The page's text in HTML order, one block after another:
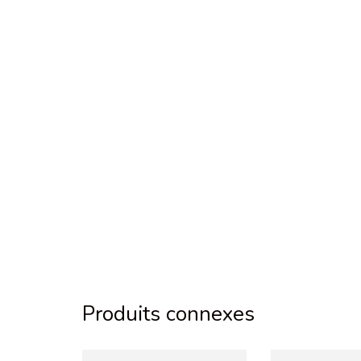
Produits connexes